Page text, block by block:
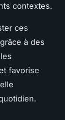
contextes.
ces
à des
favorise